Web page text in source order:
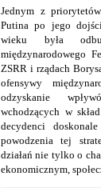
Jednym z
Putina po jego
wieku była
międzynarodowego
ZSRR i rządach
ofensywy
odzyskanie
wchodzących w
decydenci
powodzenia tej
działań nie tylko o
ekonomicznym,